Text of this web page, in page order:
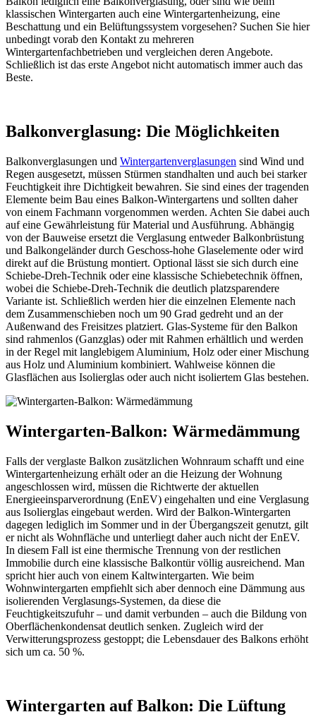
klassischen Wintergarten auch eine Wintergartenheizung, eine
Beschattung und ein Belüftungssystem vorgesehen? Suchen Sie hier
unbedingt vorab den Kontakt zu mehreren
Wintergartenfachbetrieben und vergleichen deren Angebote.
Schließlich ist das erste Angebot nicht automatisch immer auch das
Beste.
Balkonverglasung: Die Möglichkeiten
Balkonverglasungen und Wintergartenverglasungen sind Wind und
Regen ausgesetzt, müssen Stürmen standhalten und auch bei starker
Feuchtigkeit ihre Dichtigkeit bewahren. Sie sind eines der tragenden
Elemente beim Bau eines Balkon-Wintergartens und sollten daher
von einem Fachmann vorgenommen werden. Achten Sie dabei auch
auf eine Gewährleistung für Material und Ausführung. Abhängig
von der Bauweise ersetzt die Verglasung entweder Balkonbrüstung
und Balkongeländer durch Geschoss-hohe Glaselemente oder wird
direkt auf die Brüstung montiert. Optional lässt sie sich durch eine
Schiebe-Dreh-Technik oder eine klassische Schiebetechnik öffnen,
wobei die Schiebe-Dreh-Technik die deutlich platzsparendere
Variante ist. Schließlich werden hier die einzelnen Elemente nach
dem Zusammenschieben noch um 90 Grad gedreht und an der
Außenwand des Freisitzes platziert. Glas-Systeme für den Balkon
sind rahmenlos (Ganzglas) oder mit Rahmen erhältlich und werden
in der Regel mit langlebigem Aluminium, Holz oder einer Mischung
aus Holz und Aluminium kombiniert. Wahlweise können die
Glasflächen aus Isolierglas oder auch nicht isoliertem Glas bestehen.
Wintergarten-Balkon: Wärmedämmung
Falls der verglaste Balkon zusätzlichen Wohnraum schafft und eine
Wintergartenheizung erhält oder an die Heizung der Wohnung
angeschlossen wird, müssen die Richtwerte der aktuellen
Energieeinsparverordnung (EnEV) eingehalten und eine Verglasung
aus Isolierglas eingebaut werden. Wird der Balkon-Wintergarten
dagegen lediglich im Sommer und in der Übergangszeit genutzt, gilt
er nicht als Wohnfläche und unterliegt daher auch nicht der EnEV.
In diesem Fall ist eine thermische Trennung von der restlichen
Immobilie durch eine klassische Balkontür völlig ausreichend. Man
spricht hier auch von einem Kaltwintergarten. Wie beim
Wohnwintergarten empfiehlt sich aber dennoch eine Dämmung aus
isolierenden Verglasungs-Systemen, da diese die
Feuchtigkeitszufuhr – und damit verbunden – auch die Bildung von
Oberflächenkondensat deutlich senken. Zugleich wird der
Verwitterungsprozess gestoppt; die Lebensdauer des Balkons erhöht
sich um ca. 50 %.
Wintergarten auf Balkon: Die Lüftung